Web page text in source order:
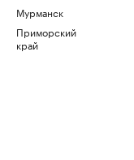
Мурманск
Приморский
край